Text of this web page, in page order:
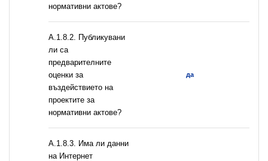
нормативни актове?
А.1.8.2. Публикувани
ли са
предварителните
оценки за
въздействието на
проектите за
нормативни актове?
да
A.1.8.3. Има ли данни
на Интернет